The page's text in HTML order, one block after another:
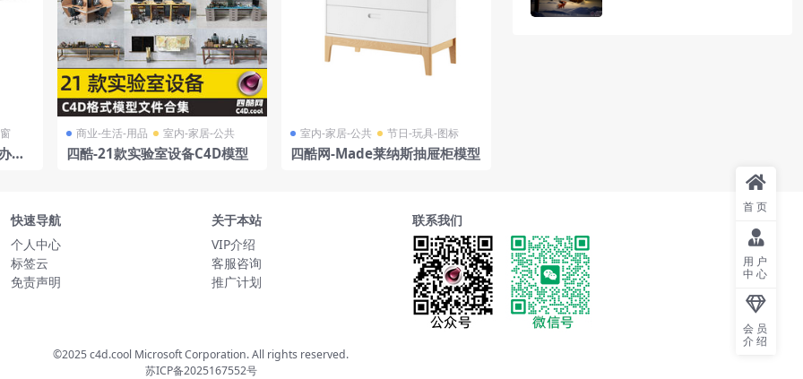
公
商业-生活-用品 室内-家居-公共
四酷-21款实验室设备C4D模型
室内-家居-公共 节日-玩具-图标
四酷网-Made莱纳斯抽屉柜模型
快速导航
个人中心
标签云
免责声明
关于本站
VIP介绍
客服咨询
推广计划
联系我们
©2025 c4d.cool Microsoft Corporation. All rights reserved.
苏ICP备2025167552号
首页
用户
中心
会员
介绍